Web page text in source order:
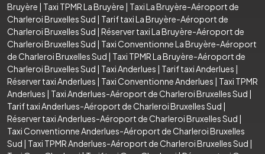
Bruyère | Taxi TPMR La Bruyère | Taxi La Bruyère-Aéroport de
Charleroi Bruxelles Sud | Tarif taxi La Bruyère-Aéroport de
Charleroi Bruxelles Sud | Réserver taxi La Bruyère-Aéroport de
Charleroi Bruxelles Sud | Taxi Conventionne La Bruyère-Aéroport
de Charleroi Bruxelles Sud | Taxi TPMR La Bruyère-Aéroport de
Charleroi Bruxelles Sud | Taxi Anderlues | Tarif taxi Anderlues |
Réserver taxi Anderlues | Taxi Conventionne Anderlues | Taxi TPMR
Anderlues | Taxi Anderlues-Aéroport de Charleroi Bruxelles Sud |
Tarif taxi Anderlues-Aéroport de Charleroi Bruxelles Sud |
Réserver taxi Anderlues-Aéroport de Charleroi Bruxelles Sud |
Taxi Conventionne Anderlues-Aéroport de Charleroi Bruxelles
Sud | Taxi TPMR Anderlues-Aéroport de Charleroi Bruxelles Sud |